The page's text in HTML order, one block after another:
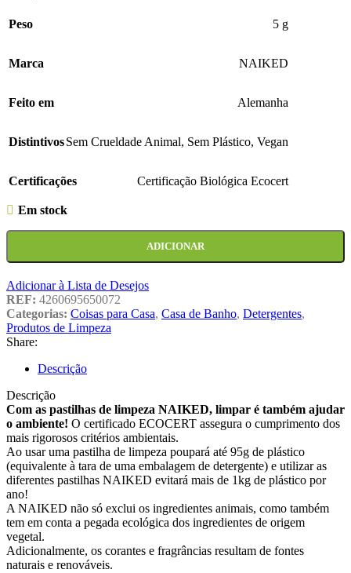
Peso 5 g
Marca NAIKED
Feito em Alemanha
DistintivosSem Crueldade Animal, Sem Plástico, Vegan
Certificações Certificação Biológica Ecocert
Em stock
ADICIONAR
Adicionar à Lista de Desejos
REF: 4260695650072
Categorias: Coisas para Casa, Casa de Banho, Detergentes,
Produtos de Limpeza
Share:
Descrição
Descrição
Com as pastilhas de limpeza NAIKED, limpar é também ajudar
o ambiente! O certificado ECOCERT assegura o cumprimento dos
mais rigorosos critérios ambientais.
Ao usar uma pastilha de limpeza poupará até 95g de plástico
(equivalente à tara de uma embalagem de detergente) e utilizar as
diferentes pastilhas NAIKED evitará mais de 1kg de plástico por
ano!
A NAIKED não só exclui os ingredientes animais, como também
tem em conta a pegada ecológica dos ingredientes de origem
vegetal.
Adicionalmente, os corantes e fragrâncias resultam de fontes
naturais e renováveis.